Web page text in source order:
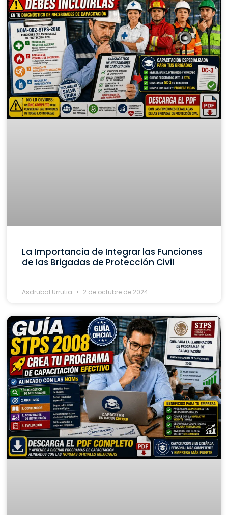
La Importancia de Integrar las Funciones
de las Brigadas de Protección Civil
Asdrubal Urrutia 2 de octubre de 2024